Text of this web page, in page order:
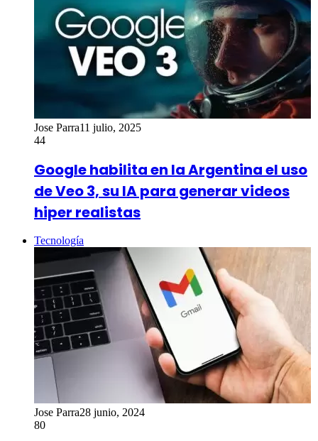
Jose Parra11 julio, 2025
44
Google habilita en la Argentina el uso
de Veo 3, su IA para generar videos
hiper realistas
Tecnología
Jose Parra28 junio, 2024
80